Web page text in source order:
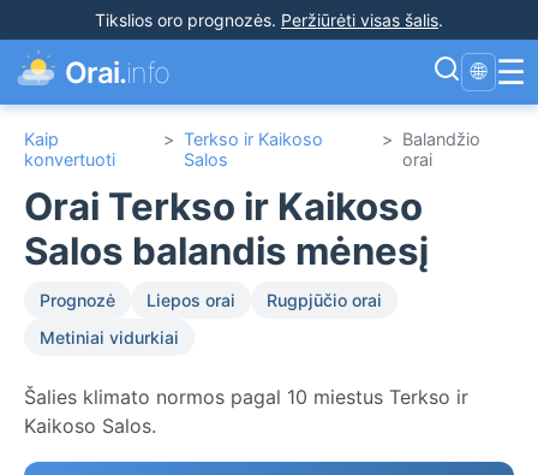
Tikslios oro prognozės. Peržiūrėti visas šalis.
Orai.info 🌐 ☰
Kaip
konvertuoti
> Terkso ir Kaikoso
Salos
> Balandžio
orai
Orai Terkso ir Kaikoso
Salos balandis mėnesį
Prognozė Liepos orai
Rugpjūčio orai
Metiniai vidurkiai
Šalies klimato normos pagal 10 miestus Terkso ir
Kaikoso Salos.